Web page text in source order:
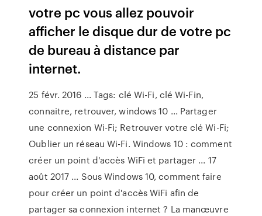
votre pc vous allez pouvoir
afficher le disque dur de votre pc
de bureau à distance par
internet.
25 févr. 2016 ... Tags: clé Wi-Fi, clé Wi-Fin,
connaitre, retrouver, windows 10 ... Partager
une connexion Wi-Fi; Retrouver votre clé Wi-Fi;
Oublier un réseau Wi-Fi. Windows 10 : comment
créer un point d'accès WiFi et partager ... 17
août 2017 ... Sous Windows 10, comment faire
pour créer un point d'accès WiFi afin de
partager sa connexion internet ? La manœuvre